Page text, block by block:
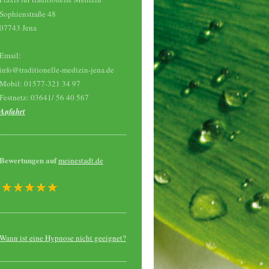
Sophienstraße 48
07743 Jena
Email:
info@traditionelle-medizin-jena.de
Mobil: 01577-321 34 97
Festnetz: 03641/ 56 40 567
Bewertungen aufmeinestadt.de
Wann ist eine Hypnose nicht geeignet?